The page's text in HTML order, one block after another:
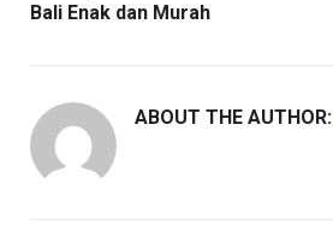
Bali Enak dan Murah
ABOUT THE AUTHOR: